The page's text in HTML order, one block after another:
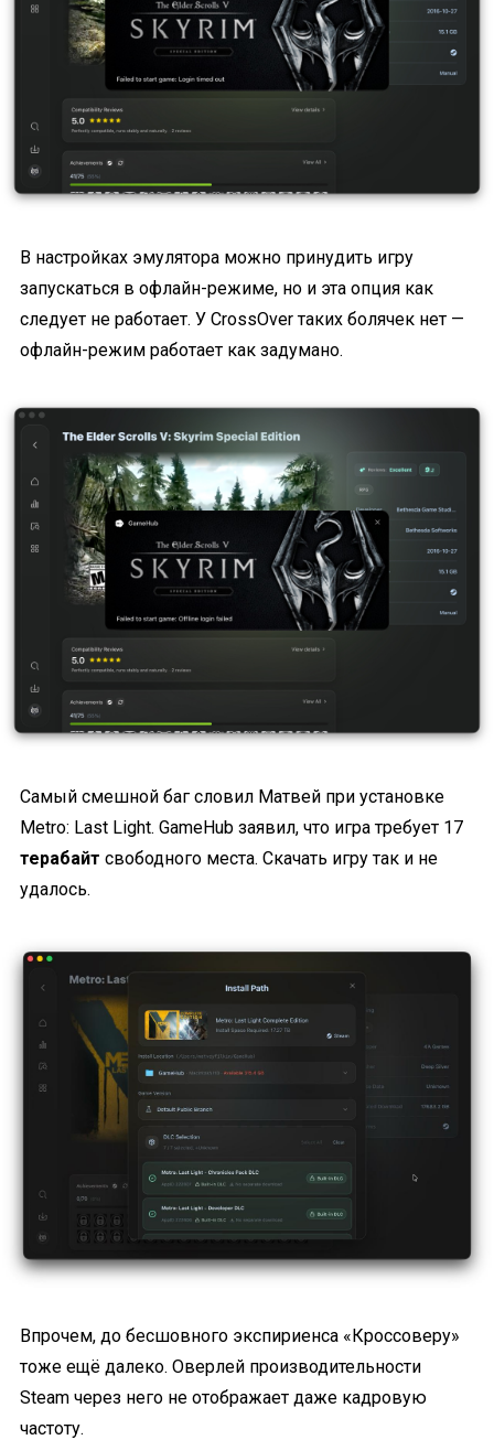
В настройках эмулятора можно принудить игру
запускаться в офлайн-режиме, но и эта опция как
следует не работает. У CrossOver таких болячек нет —
офлайн-режим работает как задумано.
Самый смешной баг словил Матвей при установке
Metro: Last Light. GameHub заявил, что игра требует 17
терабайт свободного места. Скачать игру так и не
удалось.
Впрочем, до бесшовного экспириенса «Кроссоверу»
тоже ещё далеко. Оверлей производительности
Steam через него не отображает даже кадровую
частоту.